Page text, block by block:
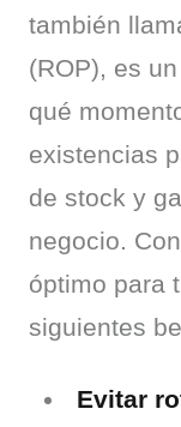
también
(ROP), es
qué
existencias
de stock y
negocio.
óptimo para
siguientes
Evitar